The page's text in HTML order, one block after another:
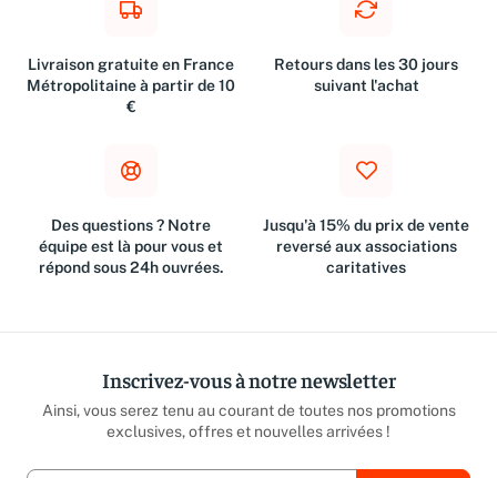
Livraison gratuite en France
Métropolitaine à partir de 10
€
Retours dans les 30 jours
suivant l'achat
Des questions ? Notre
équipe est là pour vous et
répond sous 24h ouvrées.
Jusqu'à 15% du prix de vente
reversé aux associations
caritatives
Inscrivez-vous à notre newsletter
Ainsi, vous serez tenu au courant de toutes nos promotions
exclusives, offres et nouvelles arrivées !